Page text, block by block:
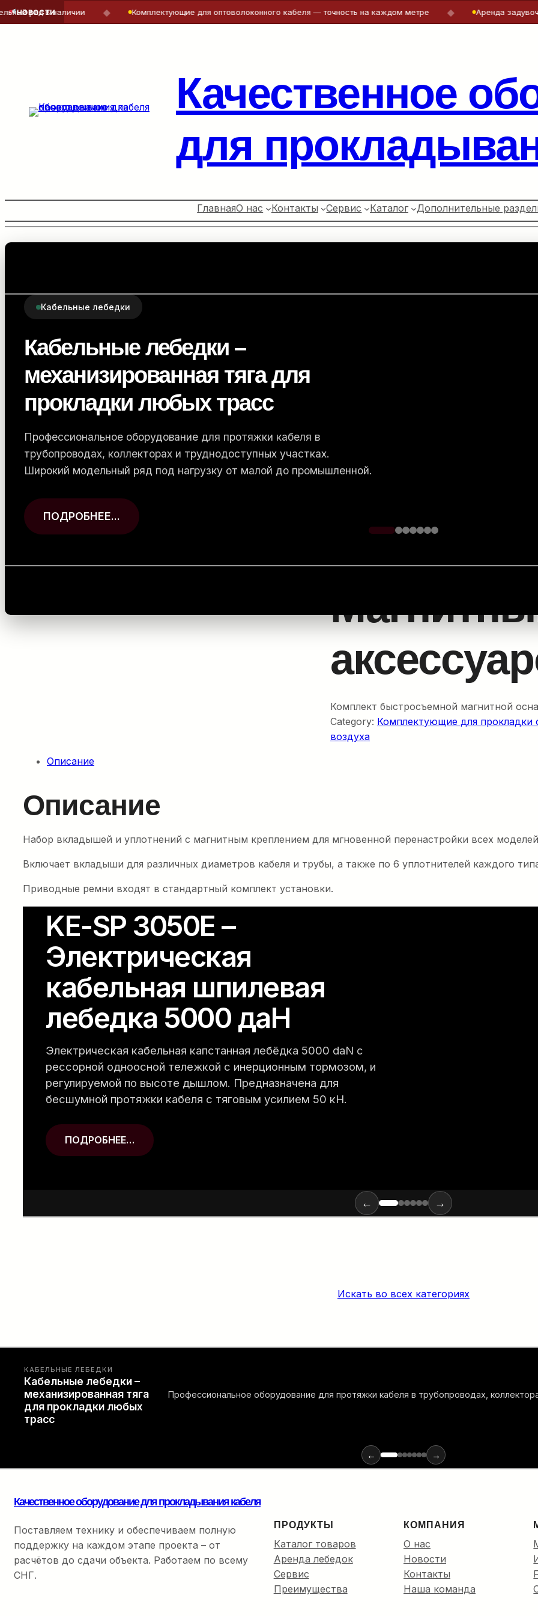
Качественное
для
ГлавнаяО нас Контакты Сервис Каталог Дополнительные
Прокладка кабеля
Комплектующие для прокладки
оптоволоконного кабеля –
точность на каждом метре
НОВОСТИ
в наличии ◆ Комплектующие для оптоволоконного кабеля — точность на каждом метре ◆ Аренда задувочных
Комплект быстросъемной магнитной
Category: Комплектующие для прокладки
воздуха
Описание
Описание
Набор вкладышей и уплотнений с магнитным креплением для мгновенной перенастройки всех
Включает вкладыши для различных диаметров кабеля и трубы, а также по 6 уплотнителей каждого
Приводные ремни входят в стандартный комплект установки.
Электрическая
кабельная шпилевая
лебедка E-Winch 30 кН
← →
Искать во всех категориях
Комплектующие для
прокладки
оптоволоконного кабеля –
точность на каждом
метре
Полный набор расходных материалов и инструментов для монтажа оптики: от
← →
Качественное оборудование для прокладывания кабеля
Поставляем технику и обеспечиваем полную
поддержку на каждом этапе проекта – от
расчётов до сдачи объекта. Работаем по всему
СНГ.
ПРОДУКТЫ
Каталог товаров
Аренда лебедок
Сервис
Преимущества
КОМПАНИЯ
О нас
Новости
Контакты
Наша команда